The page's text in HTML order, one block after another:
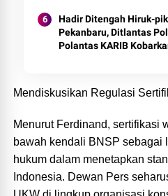
Hadir Ditengah Hiruk-
Pekanbaru, Ditlantas
Polantas KARIB
Mendiskusikan Regulasi
Menurut Ferdinand, sertifikasi
bawah kendali BNSP sebagai
hukum dalam menetapkan
Indonesia. Dewan Pers